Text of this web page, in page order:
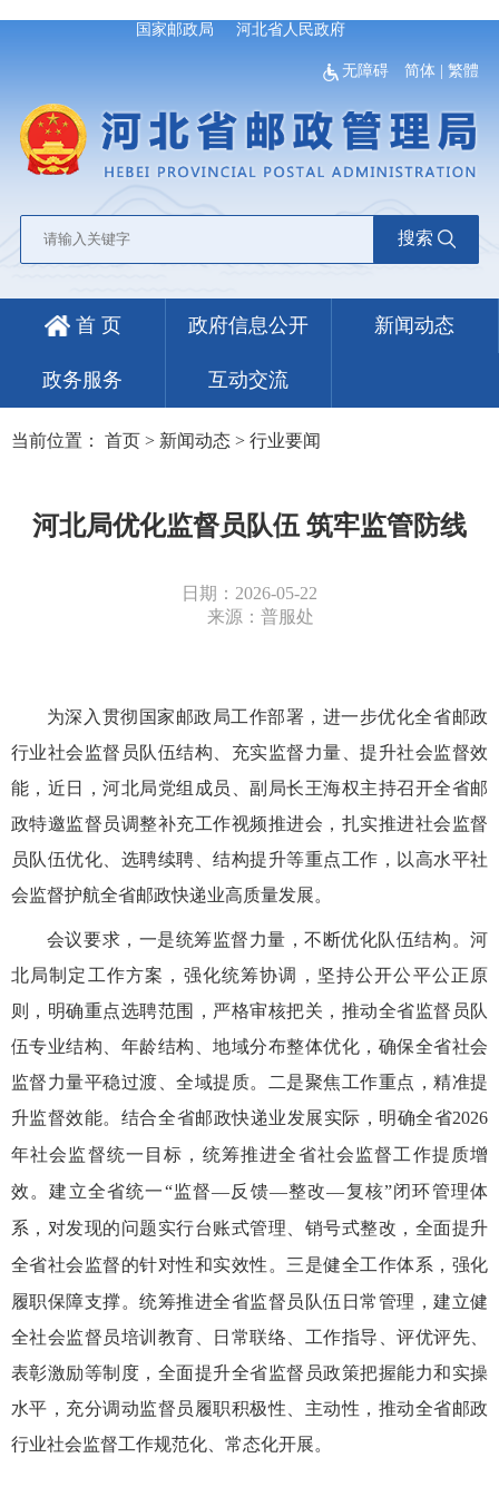
国家邮政局 河北省人民政府
无障碍 简体 |繁體
搜索
首 页 政府信息公开 新闻动态
政务服务 互动交流
当前位置： 首页 > 新闻动态 > 行业要闻
河北局优化监督员队伍 筑牢监管防线
日期：2026-05-22
来源：普服处
为深入贯彻国家邮政局工作部署， 进一步优化全省邮政
行业社会监督员队伍结构、充实监督力量、提升社会监督效
能，近日，河北局党组成员、副局长王海权主持召开全省邮
政特邀监督员调整补充工作视频推进会，扎实推进社会监督
员 队伍优化、选聘续聘、结构提升等重点工作，以高水平社
会监督护航全省邮政快递业高质量发展。
会议要求，一是统筹监督力量，不断优化队伍结构。河
北局制定工作方案 ， 强化统筹协调，坚持公开公平公正 原
则
，明确重点选聘范围，严格审核把关 ， 推动全省监督员队
伍专业结构、年龄结构、地域分布整体优化， 确保全省社会
监督力量平稳过渡、全域提质。 二是聚焦工作重点 ，精准提
升监督效能。 结合全省邮政快递业发展实际，明确全省2026
年社会监督统一目标，统筹推进全省社会监督工作提质增
效。建立全省统一“监督—反馈—整改—复核”闭环管理体
系，对发现的问题实行台账式管理、销号式整改，全面提升
全省社会监督的针对性和实效性。三是健全工作体系，强化
履职保障支撑。统筹推进全省监督员队伍日常管理，建立健
全社会监督员培训 教育、
日常联络、工作指导、评优评先、
表彰激励等制度，全面提升全省监督员政策把握能力和实操
水平 ， 充分调动监督员履职积极性、主动性，推动全省邮政
行业社会监督工作规范化、常态化开展。